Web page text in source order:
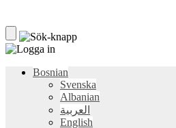
Bosnian
Svenska
Albanian
العربية
English